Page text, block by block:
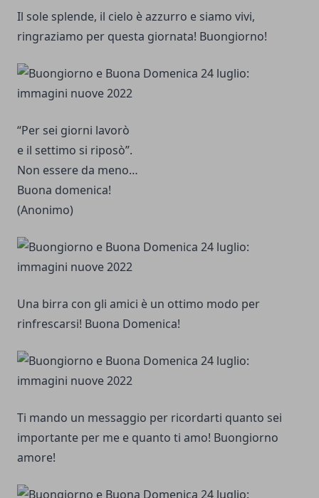
Il sole splende, il cielo è azzurro e siamo vivi,
ringraziamo per questa giornata! Buongiorno!
“Per sei giorni lavorò
e il settimo si riposò”.
Non essere da meno…
Buona domenica!
(Anonimo)
Una birra con gli amici è un ottimo modo per
rinfrescarsi! Buona Domenica!
Ti mando un messaggio per ricordarti quanto sei
importante per me e quanto ti amo! Buongiorno
amore!